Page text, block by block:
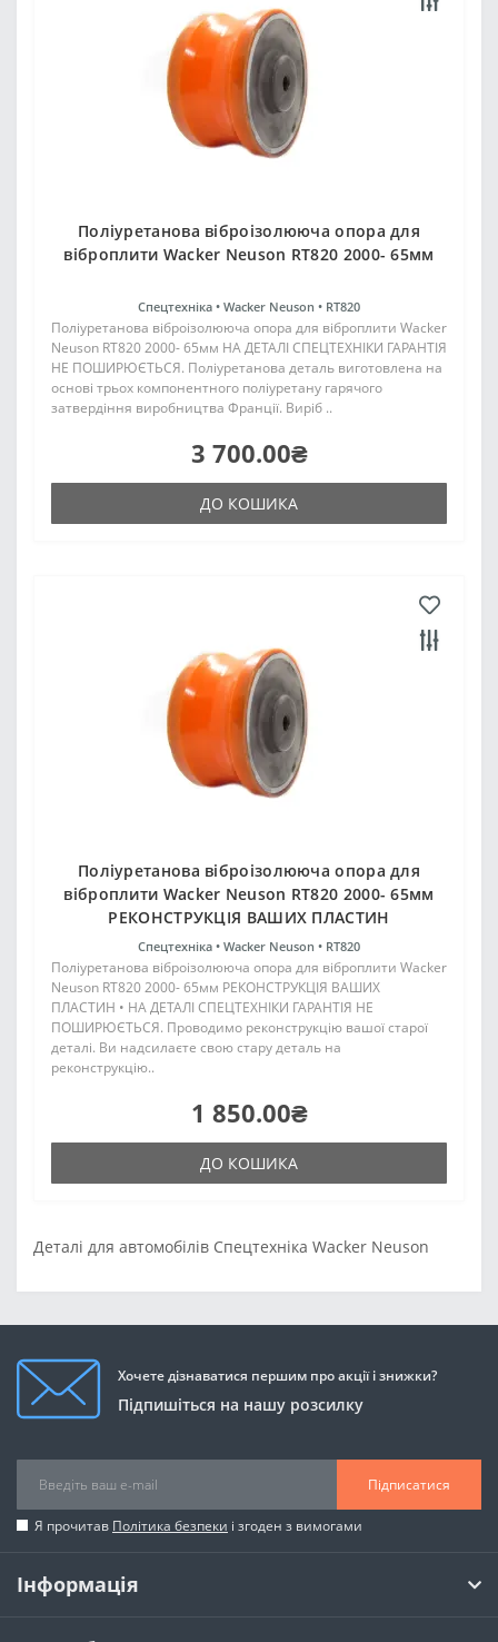
Поліуретанова віброізолююча опора для
віброплити Wacker Neuson RT820 2000- 65мм
Спецтехніка • Wacker Neuson • RT820
Поліуретанова віброізолююча опора для віброплити Wacker
Neuson RT820 2000- 65мм НА ДЕТАЛІ СПЕЦТЕХНІКИ ГАРАНТІЯ
НЕ ПОШИРЮЄТЬСЯ. Поліуретанова деталь виготовлена на
основі трьох компонентного поліуретану гарячого
затвердіння виробництва Франції. Виріб ..
3 700.00₴
ДО КОШИКА
Поліуретанова віброізолююча опора для
віброплити Wacker Neuson RT820 2000- 65мм
РЕКОНСТРУКЦІЯ ВАШИХ ПЛАСТИН
Спецтехніка • Wacker Neuson • RT820
Поліуретанова віброізолююча опора для віброплити Wacker
Neuson RT820 2000- 65мм РЕКОНСТРУКЦІЯ ВАШИХ
ПЛАСТИН • НА ДЕТАЛІ СПЕЦТЕХНІКИ ГАРАНТІЯ НЕ
ПОШИРЮЄТЬСЯ. Проводимо реконструкцію вашої старої
деталі. Ви надсилаєте свою стару деталь на
реконструкцію..
1 850.00₴
ДО КОШИКА
Деталі для автомобілів Спецтехніка Wacker Neuson
Хочете дізнаватися першим про акції і знижки?
Підпишіться на нашу розсилку
Підписатися
Я прочитав Політика безпеки і згоден з вимогами
Інформація